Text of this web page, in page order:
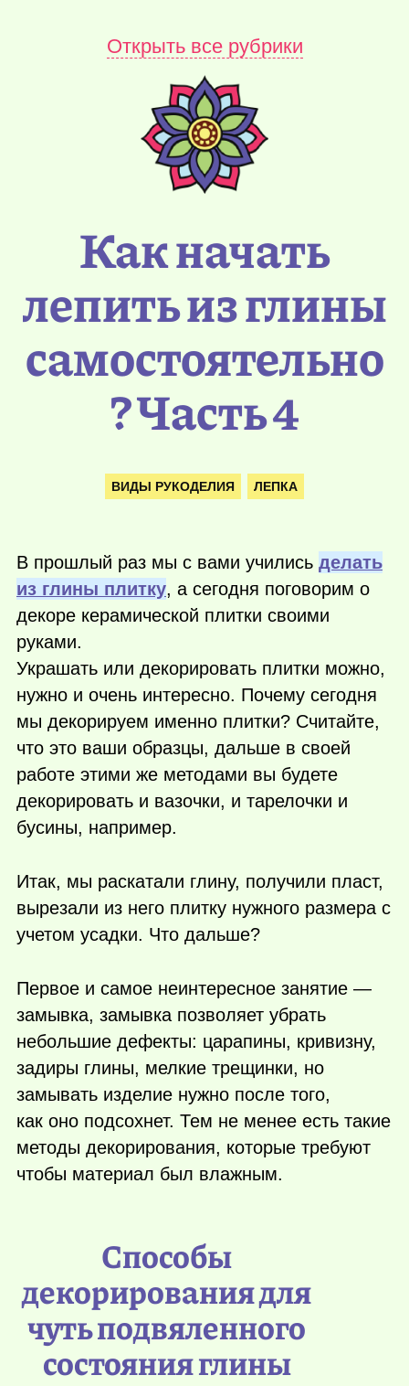
Открыть все рубрики
Как начать
лепить из глины
самостоятельно
? Часть 4
ВИДЫ РУКОДЕЛИЯ ЛЕПКА
В прошлый раз мы с вами учились делать
из глины плитку, а сегодня поговорим о
декоре керамической плитки своими
руками.
Украшать или декорировать плитки можно,
нужно и очень интересно. Почему сегодня
мы декорируем именно плитки? Считайте,
что это ваши образцы, дальше в своей
работе этими же методами вы будете
декорировать и вазочки, и тарелочки и
бусины, например.
Итак, мы раскатали глину, получили пласт,
вырезали из него плитку нужного размера с
учетом усадки. Что дальше?
Первое и самое неинтересное занятие —
замывка, замывка позволяет убрать
небольшие дефекты: царапины, кривизну,
задиры глины, мелкие трещинки, но
замывать изделие нужно после того,
как оно подсохнет. Тем не менее есть такие
методы декорирования, которые требуют
чтобы материал был влажным.
Способы
декорирования для
чуть подвяленного
состояния глины